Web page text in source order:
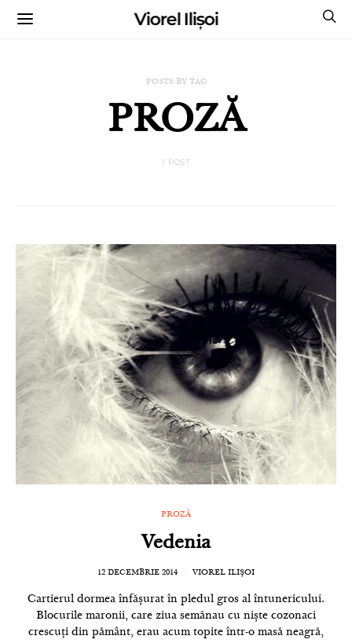
Viorel Ilișoi
POSTS BY TAG
PROZĂ
1 POST
PROZĂ
Vedenia
12 DECEMBRIE 2014 VIOREL ILIȘOI
Cartierul dormea înfășurat în pledul gros al întunericului.
Blocurile maronii, care ziua semănau cu niște cozonaci
crescuți din pământ, erau acum topite într-o masă neagră,
CUMPĂRĂ CĂRȚILE MELE CU AUTOGRAF